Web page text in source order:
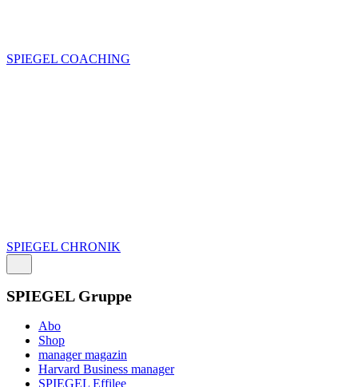
SPIEGEL COACHING
SPIEGEL CHRONIK
SPIEGEL Gruppe
Abo
Shop
manager magazin
Harvard Business manager
SPIEGEL Effilee